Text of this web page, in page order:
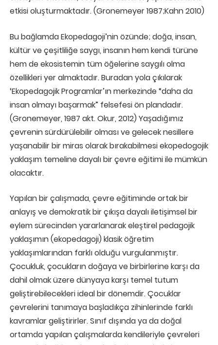
etkisi oluşturmaktadır. (Gronemeyer 1987;Kahn 2010)
Bu bağlamda Ekopedagoji’nin özünde; doğa, insan,
kültür ve çeşitliliğe saygı, insanın hem kendi türüne
hem de ekosistemin tüm öğelerine saygılı olma
özellikleri yer almaktadır. Buradan yola çıkılarak
‘Ekopedagojik Programlar’ın merkezinde “daha da
insan olmayı başarmak” felsefesi ön plandadır.
(Gronemeyer, 1987 akt. Okur, 2012) Yaşadığımız
çevrenin sürdürülebilir olması ve gelecek nesillere
yaşanabilir bir miras olarak bırakabilmesi ekopedogojik
yaklaşım temeline dayalı bir çevre eğitimi ile mümkün
olacaktır.
Yapılan bir çalışmada, çevre eğitiminde ortak bir
anlayış ve demokratik bir çıkışa dayalı iletişimsel bir
eylem sürecinden yararlanarak eleştirel pedagojik
yaklaşımın (ekopedagoji) klasik öğretim
yaklaşımlarından farklı olduğu vurgulanmıştır.
Çocukluk, çocukların doğaya ve birbirlerine karşı da
dahil olmak üzere dünyaya karşı temel tutum
geliştirebilecekleri ideal bir dönemdir. Çocuklar
çevrelerini tanımaya başladıkça zihinlerinde farklı
kavramlar geliştirirler. Sınıf dışında ya da doğal
ortamda yapılan çalışmalarda kendileriyle çevreleri